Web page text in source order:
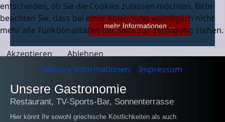
mehr Informationen ...
Unsere Gastronomie
Restaurant, TV-Sports-Bar, Sonnenterrasse
Hier könnt Ihr sowohl griechische Köstlichkeiten als auch
entscheiden, ob Sie die Cookies zulassen möchten. Bitte
beachten Sie, dass bei einer Ablehnung womöglich nicht
mehr alle Funktionalitäten der Seite zur Verfügung stehen.
Akzeptieren
Ablehnen
Weitere Informationen
Impressum